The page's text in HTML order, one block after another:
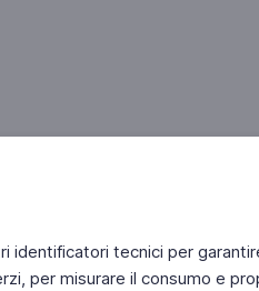
tecnici per
per misurare il consumo e